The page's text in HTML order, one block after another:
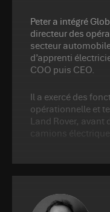
Peter a intégré
directeur des
secteur
d’apprenti
COO puis CEO.
Il a exercé des
opérationnelle et
Land Rover,
camions